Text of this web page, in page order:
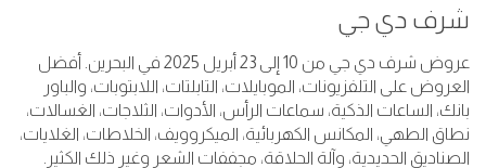
شرف دي جي
عروض شرف دي جي من 10 إلى 23 أبريل 2025 في البحرين. أفضل
العروض على التلفزيونات، الموبايلات، التابلتات، اللابتوبات، والباور
بانك، الساعات الذكية، سماعات الرأس، الأدوات، الثلاجات، الغسالات،
نطاق الطهي، المكانس الكهربائية، الميكروويف، الخلاطات، الغلايات،
الصناديق الحديدية، وآلة الحلاقة، مجففات الشعر وغير ذلك الكثير.